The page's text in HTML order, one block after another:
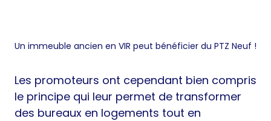
Un immeuble ancien en VIR peut bénéficier du PTZ Neuf !
Les promoteurs ont cependant bien compris
le principe qui leur permet de transformer
des bureaux en logements tout en